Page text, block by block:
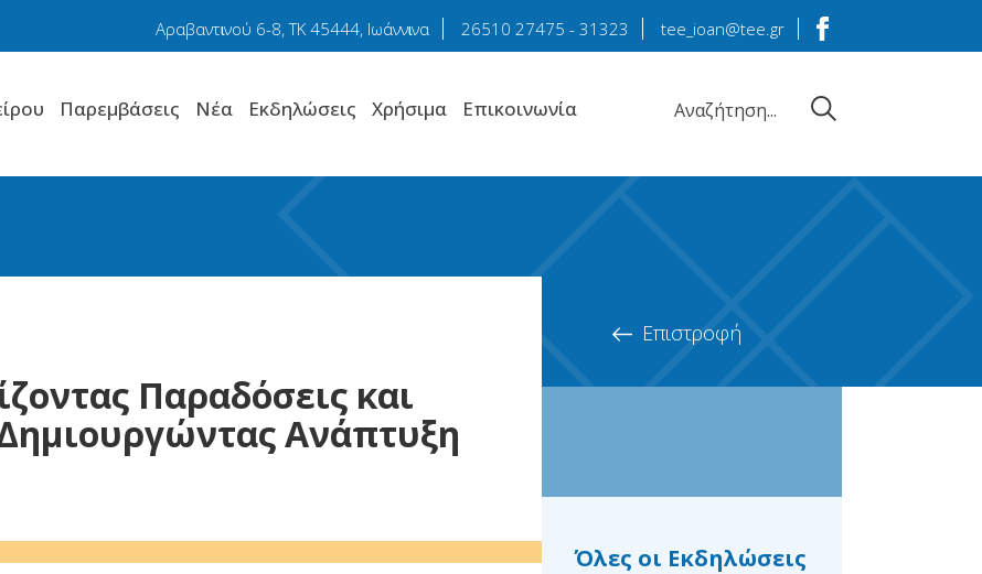
Αραβαντɩνού 6-8, TK 45444, Ιωάννɩνα 26510 27475 - 31323 tee_ioan@tee.gr
Παρεμβάσεις Νέα Εκδηλώσεις Χρήσιμα Επικοινωνία
Επιστροφή
Παραδόσεις και
Ανάπτυξη
Όλες οι Εκδηλώσεις